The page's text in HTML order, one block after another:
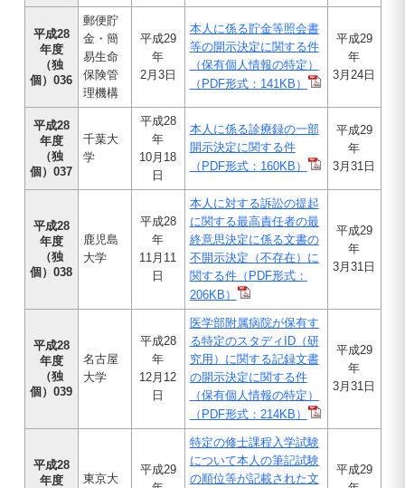
平成28
年度
（独
個）036
郵便貯
金・簡
易生命
保険管
理機構
平成29
年
2月3日
本人に係る貯金等照会書
等の開示決定に関する件
（保有個人情報の特定）
（PDF形式：141KB）
平成29
年
3月24日
平成28
年度
（独
個）037
千葉大
学
平成28
年
10月18
日
本人に係る診療録の一部
開示決定に関する件
（PDF形式：160KB）
平成29
年
3月31日
平成28
年度
（独
個）038
鹿児島
大学
平成28
年
11月11
日
本人に対する訴訟の提起
に関する最高責任者の最
終意思決定に係る文書の
不開示決定（不存在）に
関する件（PDF形式：
206KB）
平成29
年
3月31日
平成28
年度
（独
個）039
名古屋
大学
平成28
年
12月12
日
医学部附属病院が保有す
る特定のスタディID（研
究用）に関する記録文書
の開示決定に関する件
（保有個人情報の特定）
（PDF形式：214KB）
平成29
年
3月31日
平成28
年度
東京大
平成29
特定の修士課程入学試験
について本人の筆記試験
の順位等が記載された文
平成29